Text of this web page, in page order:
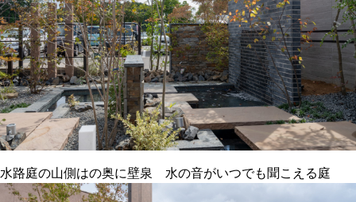
水路庭の山側はの奥に壁泉 水の音がいつでも聞こえる庭